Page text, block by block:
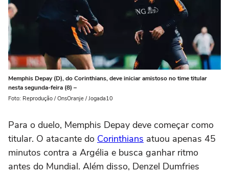
Memphis Depay (D), do Corinthians, deve iniciar amistoso no time titular
nesta segunda-feira (8) –
Foto: Reprodução / OnsOranje / Jogada10
Para o duelo, Memphis Depay deve começar como
titular. O atacante do Corinthians atuou apenas 45
minutos contra a Argélia e busca ganhar ritmo
antes do Mundial. Além disso, Denzel Dumfries